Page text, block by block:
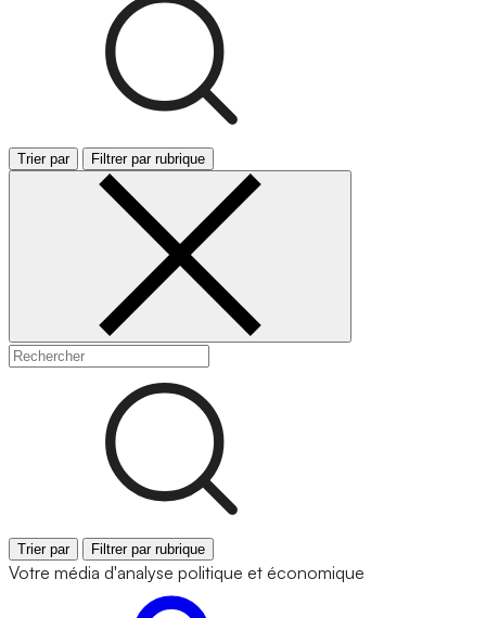
Trier par Filtrer par rubrique
Trier par Filtrer par rubrique
Votre média d'analyse politique et économique